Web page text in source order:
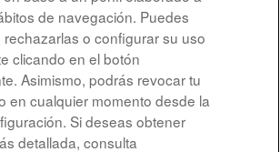
All rights reserved
Accessibility
de navegación. Puedes
o configurar su uso
clicando en el botón
Asimismo, podrás revocar tu
en cualquier momento desde la
Si deseas obtener
detallada, consulta